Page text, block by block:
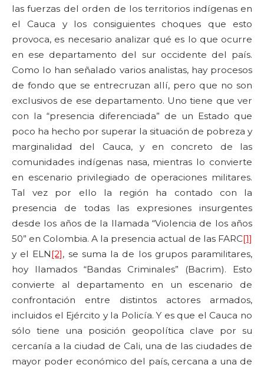
las fuerzas del orden de los territorios indígenas en
el Cauca y los consiguientes choques que esto
provoca, es necesario analizar qué es lo que ocurre
en ese departamento del sur occidente del país.
Como lo han señalado varios analistas, hay procesos
de fondo que se entrecruzan allí, pero que no son
exclusivos de ese departamento. Uno tiene que ver
con la “presencia diferenciada” de un Estado que
poco ha hecho por superar la situación de pobreza y
marginalidad del Cauca, y en concreto de las
comunidades indígenas nasa, mientras lo convierte
en escenario privilegiado de operaciones militares.
Tal vez por ello la región ha contado con la
presencia de todas las expresiones insurgentes
desde los años de la llamada “Violencia de los años
50” en Colombia. A la presencia actual de las FARC[1]
y el ELN[2], se suma la de los grupos paramilitares,
hoy llamados “Bandas Criminales” (Bacrim). Esto
convierte al departamento en un escenario de
confrontación entre distintos actores armados,
incluidos el Ejército y la Policía. Y es que el Cauca no
sólo tiene una posición geopolítica clave por su
cercanía a la ciudad de Cali, una de las ciudades de
mayor poder económico del país, cercana a una de